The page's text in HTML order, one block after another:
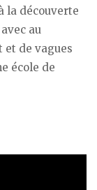
la découverte
au
de vagues
école de